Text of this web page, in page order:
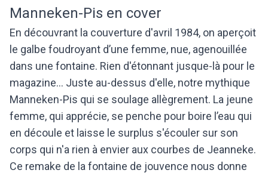
Manneken-Pis en cover
En découvrant la couverture d'avril 1984, on aperçoit
le galbe foudroyant d’une femme, nue, agenouillée
dans une fontaine. Rien d'étonnant jusque-là pour le
magazine... Juste au-dessus d'elle, notre mythique
Manneken-Pis qui se soulage allègrement. La jeune
femme, qui apprécie, se penche pour boire l’eau qui
en découle et laisse le surplus s'écouler sur son
corps qui n'a rien à envier aux courbes de Jeanneke.
Ce remake de la fontaine de jouvence nous donne